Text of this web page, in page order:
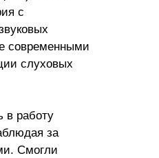
с
современными
слуховых
в работу
за
Смогли